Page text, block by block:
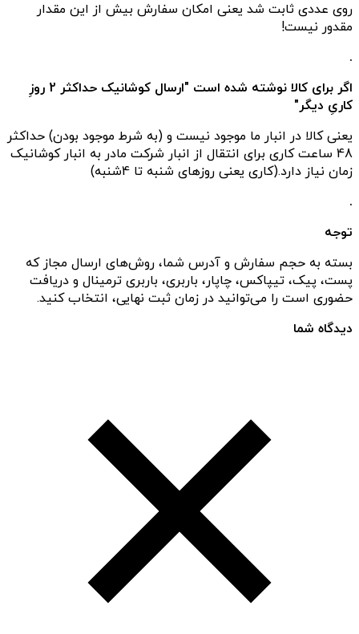
روی عددی ثابت شد یعنی امکان سفارش بیش از این مقدار
مقدور نیست!
.
اگر برای کالا نوشته شده است "ارسال کوشانیک حداکثر 2 روزِ
کاریِ دیگر"
یعنی کالا در انبار ما موجود نیست و (به شرط موجود بودن) حداکثر
48 ساعت کاری برای انتقال از انبار شرکت مادر به انبار کوشانیک
زمان نیاز دارد.(کاری یعنی روزهای شنبه تا 4شنبه)
.
توجه
بسته به حجم سفارش و آدرس شما، روش‌های ارسال مجاز که
پست، پیک، تیپاکس، چاپار، باربری، باربری ترمینال و دریافت
حضوری است را می‌توانید در زمان ثبت نهایی، انتخاب کنید.
دیدگاه شما